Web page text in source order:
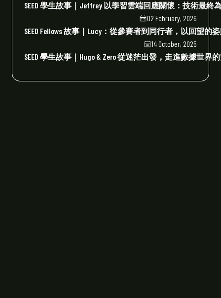
SEED 學生故事｜Jeffrey 以學習雲端回應關懷：技術最終
02 February, 2026
SEED Fellows 故事｜Lucy：從參賽者到同行者，以回望的
14 October, 2025
SEED 學生故事｜Hugo & Zero 從迷茫出發，走進數據世界